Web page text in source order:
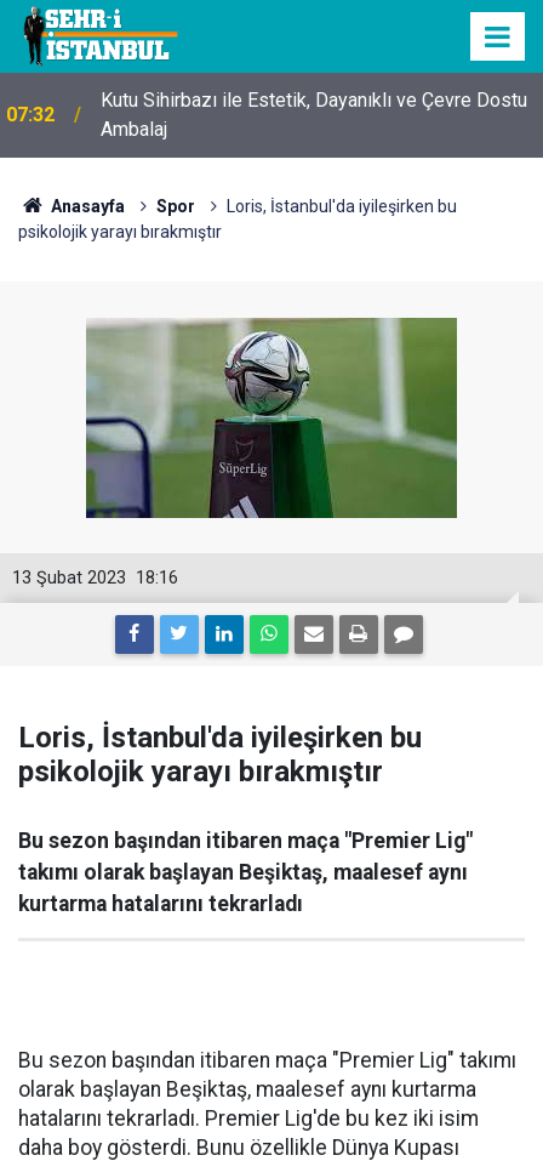
07:32
Kutu Sihirbazı ile Estetik, Dayanıklı ve Çevre Dostu
Ambalaj
Anasayfa Spor
Loris, İstanbul'da iyileşirken bu
psikolojik yarayı bırakmıştır
18:16
13 Şubat 2023
Loris, İstanbul'da iyileşirken bu
psikolojik yarayı bırakmıştır
Bu sezon başından itibaren maça "Premier Lig"
takımı olarak başlayan Beşiktaş, maalesef aynı
kurtarma hatalarını tekrarladı
Bu sezon başından itibaren maça "Premier Lig" takımı
olarak başlayan Beşiktaş, maalesef aynı kurtarma
hatalarını tekrarladı. Premier Lig'de bu kez iki isim
daha boy gösterdi. Bunu özellikle Dünya Kupası